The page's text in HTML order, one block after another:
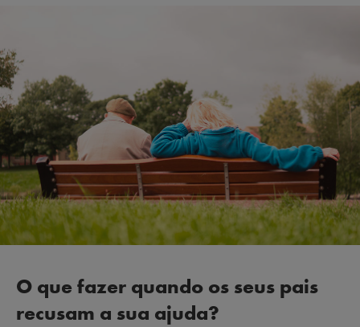
O que fazer quando os seus pais
recusam a sua ajuda?